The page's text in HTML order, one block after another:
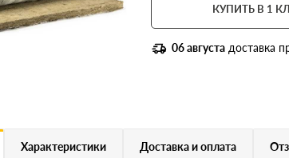
Мат
Xotpipe WM-TR-80
КУПИТЬ В 1
06 августа доставка
Характеристики Доставка и оплата